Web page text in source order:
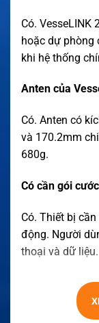
Có.
hoặc dự phòng
khi hệ thống
Anten của
Có. Anten có
và 170.2mm
680g.
Có cần gói
Có. Thiết bị
động. Người
thoại và dữ liệu.